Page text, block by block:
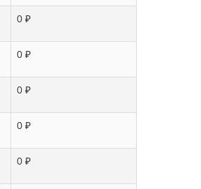
0 ₽
0 ₽
0 ₽
0 ₽
0 ₽